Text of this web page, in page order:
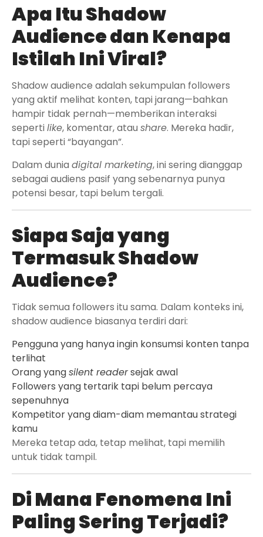
Apa Itu Shadow
Audience dan Kenapa
Istilah Ini Viral?
Shadow audience adalah sekumpulan followers
yang aktif melihat konten, tapi jarang—bahkan
hampir tidak pernah—memberikan interaksi
sepertilike, komentar, atau share. Mereka hadir,
tapi seperti “bayangan”.
Dalam dunia digital marketing, ini sering dianggap
sebagai audiens pasif yang sebenarnya punya
potensi besar, tapi belum tergali.
Siapa Saja yang
Termasuk Shadow
Audience?
Tidak semua followers itu sama. Dalam konteks ini,
shadow audience biasanya terdiri dari:
Pengguna yang hanya ingin konsumsi konten tanpa
terlihat
Orang yangsilent readersejak awal
Followers yang tertarik tapi belum percaya
sepenuhnya
Kompetitor yang diam-diam memantau strategi
kamu
Mereka tetap ada, tetap melihat, tapi memilih
untuk tidak tampil.
Di Mana Fenomena Ini
Paling Sering Terjadi?